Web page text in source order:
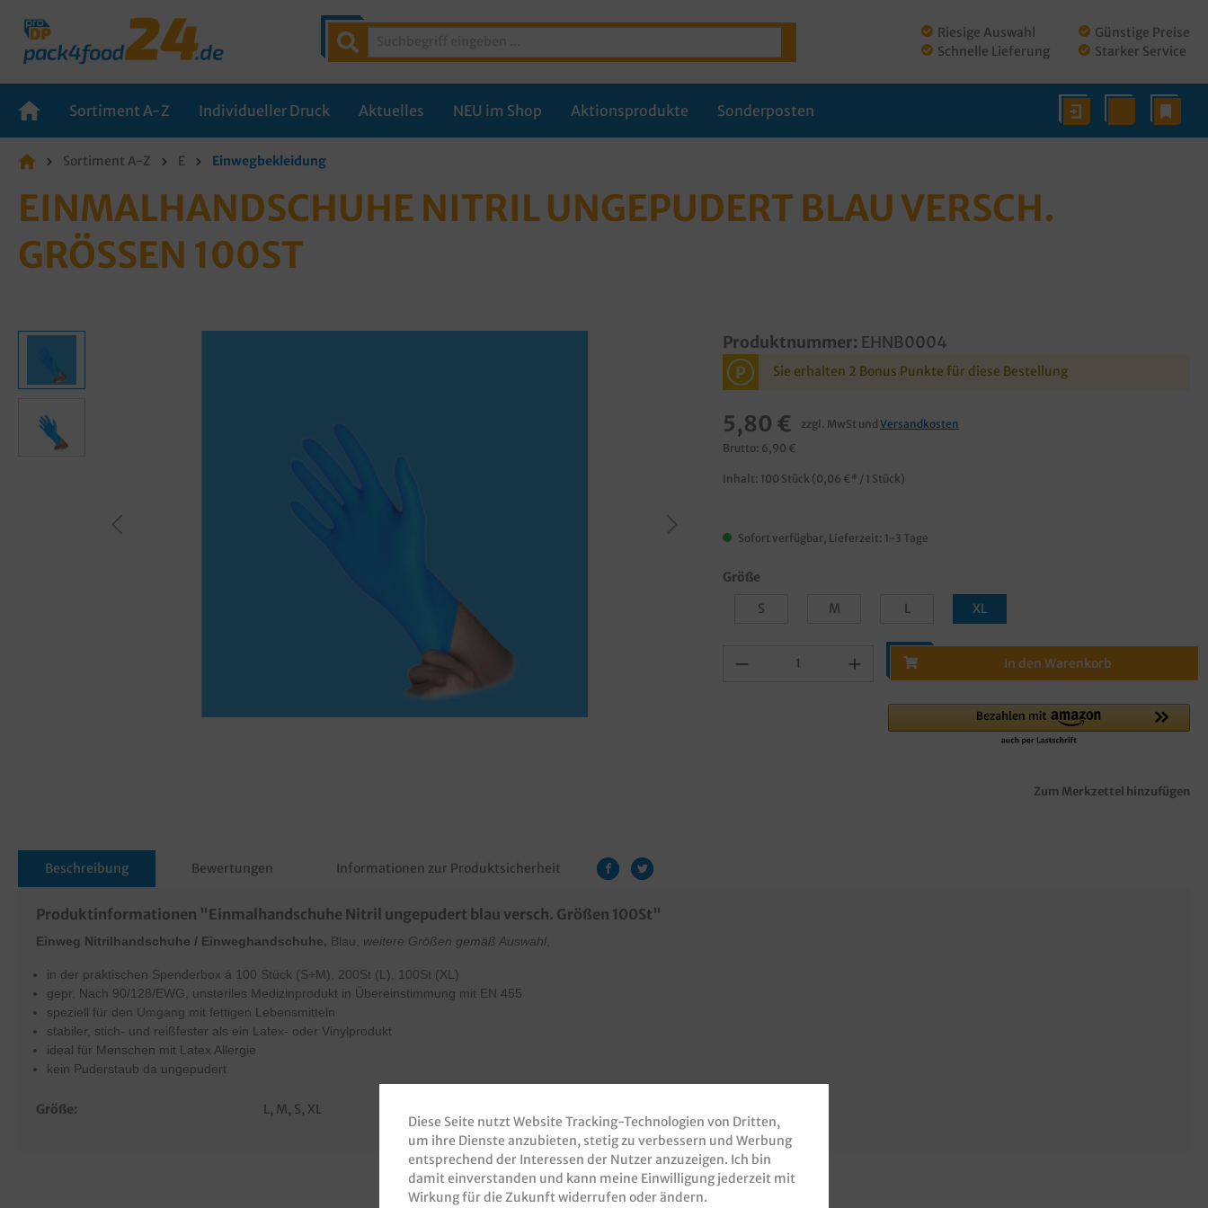
Riesige Auswahl
Schnelle Lieferung
Günstige Preise
Starker Service
Sortiment A-Z Individueller Druck Aktuelles NEU im Shop Aktionsprodukte Sonderposten
Sortiment A-Z E Einwegbekleidung
EINMALHANDSCHUHE NITRIL UNGEPUDERT BLAU VERSCH.
GRÖSSEN 100ST
Produktnummer: EHNB0004
P Sie erhalten 2 Bonus Punkte für diese Bestellung
5,80 € zzgl. MwSt und Versandkosten
Brutto: 6,90 €
Inhalt: 100 Stück (0,06 €* / 1 Stück)
Sofort verfügbar, Lieferzeit: 1-3 Tage
Größe
S
M L XL
In den Warenkorb
Zum Merkzettel hinzufügen
Beschreibung Bewertungen Informationen zur Produktsicherheit
Produktinformationen "Einmalhandschuhe Nitril ungepudert blau versch. Größen 100St"
Einweg Nitrilhandschuhe / Einweghandschuhe, Blau, weitere Größen gemäß Auswahl
in der praktischen Spenderbox á 100 Stück (S+M), 200St (L), 100St (XL)
gepr. Nach 90/128/EWG, unsteriles Medizinprodukt in Übereinstimmung mit EN 455
speziell für den Umgang mit fettigen Lebensmitteln
stabiler, stich- und reißfester als ein Latex- oder Vinylprodukt
ideal für Menschen mit Latex Allergie
kein Puderstaub da ungepudert
Größe: L , M , S , XL
Diese Seite nutzt Website Tracking-Technologien von Dritten,
um ihre Dienste anzubieten, stetig zu verbessern und Werbung
entsprechend der Interessen der Nutzer anzuzeigen. Ich bin
damit einverstanden und kann meine Einwilligung jederzeit mit
Wirkung für die Zukunft widerrufen oder ändern.